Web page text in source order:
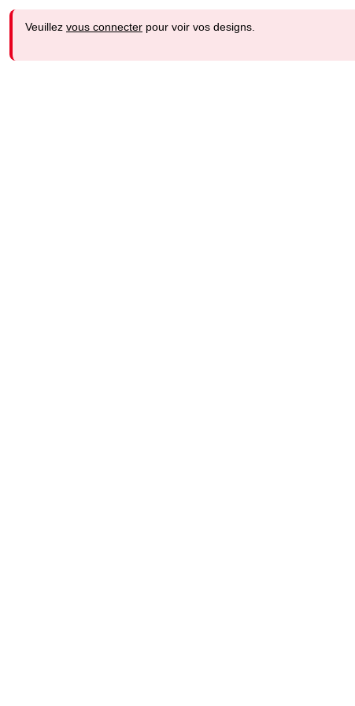
Veuillez vous connecter pour voir vos designs.